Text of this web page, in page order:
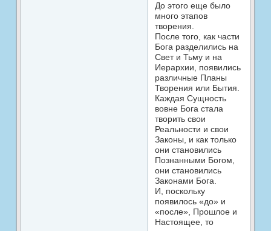
До этого еще было
много этапов
творения.
После того, как части
Бога разделились на
Свет и Тьму и на
Иерархии, появились
различные Планы
Творения или Бытия.
Каждая Сущность
вовне Бога стала
творить свои
Реальности и свои
Законы, и как только
они становились
Познанными Богом,
они становились
Законами Бога.
И, поскольку
появилось «до» и
«после», Прошлое и
Настоящее, то